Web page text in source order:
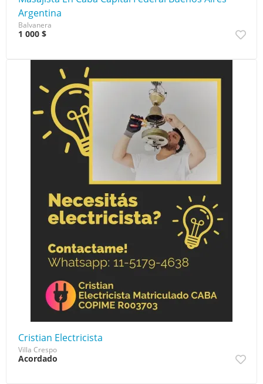
Argentina
Balvanera
1 000 $
Cristian Electricista
Villa Crespo
Acordado